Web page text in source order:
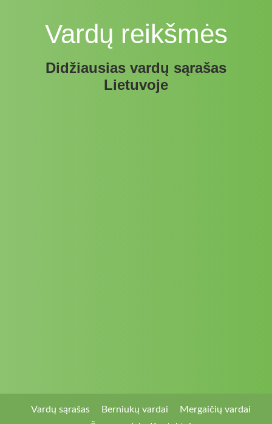
Vardų reikšmės
Didžiausias vardų sąrašas
Lietuvoje
Vardų sąrašas Berniukų vardai
Mergaičių vardai